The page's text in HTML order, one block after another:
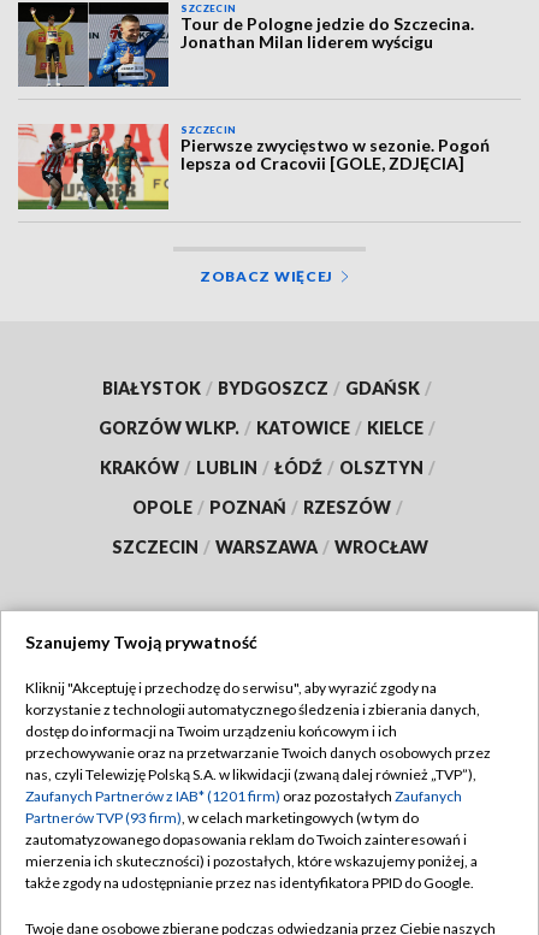
SZCZECIN
Tour de Pologne jedzie do Szczecina.
Jonathan Milan liderem wyścigu
SZCZECIN
Pierwsze zwycięstwo w sezonie. Pogoń
lepsza od Cracovii [GOLE, ZDJĘCIA]
ZOBACZ WIĘCEJ
BIAŁYSTOK / BYDGOSZCZ / GDAŃSK /
GORZÓW WLKP. / KATOWICE / KIELCE /
KRAKÓW / LUBLIN / ŁÓDŹ / OLSZTYN /
OPOLE / POZNAŃ / RZESZÓW /
SZCZECIN / WARSZAWA / WROCŁAW
TVP
Abonament TVP
Emisja w TVP
Centrum informacji TVP
Naziemna Telewizja Cyfrowa
Regulamin TVP
Polityka prywatności
Moje zgody
Pomoc
Szanujemy Twoją prywatność
Kliknij "Akceptuję i przechodzę do serwisu", aby wyrazić zgody na
korzystanie z technologii automatycznego śledzenia i zbierania danych,
dostęp do informacji na Twoim urządzeniu końcowym i ich
przechowywanie oraz na przetwarzanie Twoich danych osobowych przez
nas, czyli Telewizję Polską S.A. w likwidacji (zwaną dalej również „TVP”),
Zaufanych Partnerów z IAB* (1201 firm) oraz pozostałych Zaufanych
Partnerów TVP (93 firm), w celach marketingowych (w tym do
zautomatyzowanego dopasowania reklam do Twoich zainteresowań i
mierzenia ich skuteczności) i pozostałych, które wskazujemy poniżej, a
także zgody na udostępnianie przez nas identyfikatora PPID do Google.
Twoje dane osobowe zbierane podczas odwiedzania przez Ciebie naszych